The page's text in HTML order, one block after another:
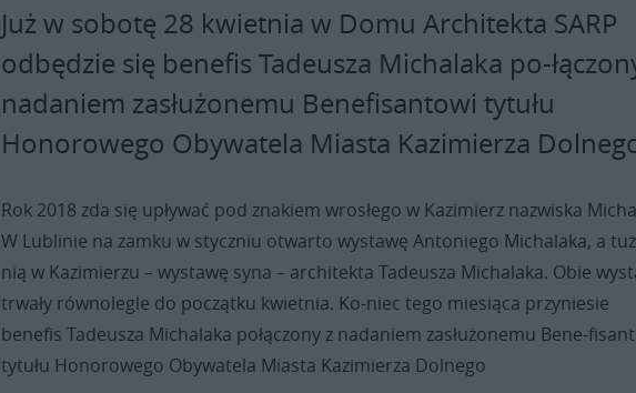
Już w sobotę 28 kwietnia w Domu Architekta SARP
odbędzie się benefis Tadeusza Michalaka po-
nadaniem zasłużonemu Benefisantowi tytułu
Honorowego Obywatela Miasta Kazimierza
Rok 2018 zda się upływać pod znakiem wrosłego w Kazimierz nazwiska
W Lublinie na zamku w styczniu otwarto wystawę Antoniego Michalaka, a
nią w Kazimierzu – wystawę syna – architekta Tadeusza Michalaka. Obie
trwały równolegle do początku kwietnia. Ko-niec tego miesiąca przyniesie
benefis Tadeusza Michalaka połączony z nadaniem zasłużonemu Bene-
tytułu Honorowego Obywatela Miasta Kazimierza Dolnego